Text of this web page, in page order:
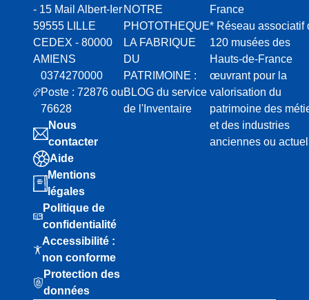
- 15 Mail Albert-Ier
59555 LILLE
CEDEX - 80000
AMIENS
0374270000
Poste : 72876 ou
76628
Nous
contacter
Aide
Mentions
légales
Politique de
confidentialité
Accessibilité :
non conforme
Protection des
données
NOTRE
PHOTOTHEQUE
LA FABRIQUE
DU
PATRIMOINE :
BLOG du service
de l'Inventaire
France
* Réseau associatif
120 musées des
Hauts-de-France
œuvrant pour la
valorisation du
patrimoine des
et des industries
anciennes ou